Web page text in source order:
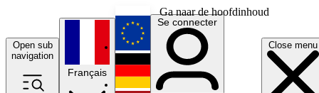
Ga naar de hoofdinhoud
Open sub
navigation
Close menu
Français
English
Deutsch
Se connecter